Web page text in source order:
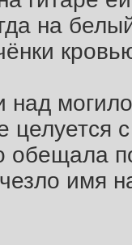
на
над
целуется
обещала
имя